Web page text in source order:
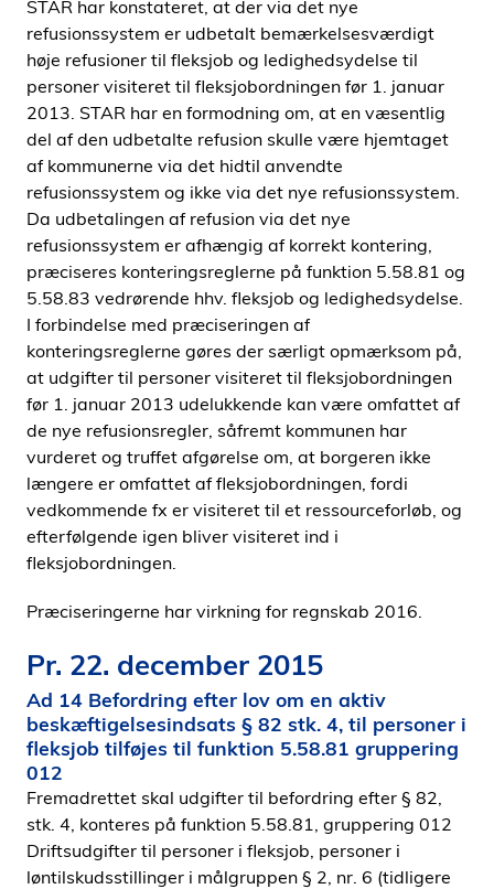
STAR har konstateret, at der via det nye
refusionssystem er udbetalt bemærkelsesværdigt
høje refusioner til fleksjob og ledighedsydelse til
personer visiteret til fleksjobordningen før 1. januar
2013. STAR har en formodning om, at en væsentlig
del af den udbetalte refusion skulle være hjemtaget
af kommunerne via det hidtil anvendte
refusionssystem og ikke via det nye refusionssystem.
Da udbetalingen af refusion via det nye
refusionssystem er afhængig af korrekt kontering,
præciseres konteringsreglerne på funktion 5.58.81 og
5.58.83 vedrørende hhv. fleksjob og ledighedsydelse.
I forbindelse med præciseringen af
konteringsreglerne gøres der særligt opmærksom på,
at udgifter til personer visiteret til fleksjobordningen
før 1. januar 2013 udelukkende kan være omfattet af
de nye refusionsregler, såfremt kommunen har
vurderet og truffet afgørelse om, at borgeren ikke
længere er omfattet af fleksjobordningen, fordi
vedkommende fx er visiteret til et ressourceforløb, og
efterfølgende igen bliver visiteret ind i
fleksjobordningen.
Præciseringerne har virkning for regnskab 2016.
Pr. 22. december 2015
Ad 14 Befordring efter lov om en aktiv
beskæftigelsesindsats § 82 stk. 4, til personer i
fleksjob tilføjes til funktion 5.58.81 gruppering
012
Fremadrettet skal udgifter til befordring efter § 82,
stk. 4, konteres på funktion 5.58.81, gruppering 012
Driftsudgifter til personer i fleksjob, personer i
løntilskudsstillinger i målgruppen § 2, nr. 6 (tidligere